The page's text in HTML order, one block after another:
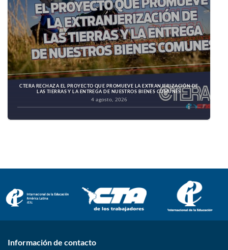
CTERA RECHAZA EL PROYECTO QUE PROMUEVE LA EXTRANJERIZACIÓN DE
LAS TIERRAS Y LA ENTREGA DE NUESTROS BIENES COMUNES
4 agosto, 2026
Información de contacto